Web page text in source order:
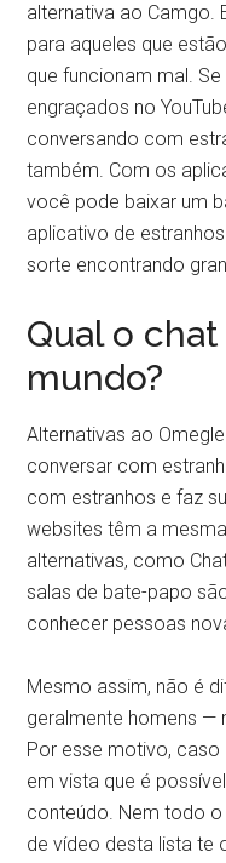
alternativa ao Camgo.
para aqueles que
que funcionam mal.
engraçados no
conversando com
também. Com os
você pode baixar um
aplicativo de
sorte encontrando
Qual o
mundo?
Alternativas ao
conversar com
com estranhos e faz
websites têm a
alternativas, como
salas de bate-papo
conhecer pessoas
Mesmo assim, não é
geralmente homens —
Por esse motivo,
em vista que é
conteúdo. Nem todo
de vídeo desta lista te